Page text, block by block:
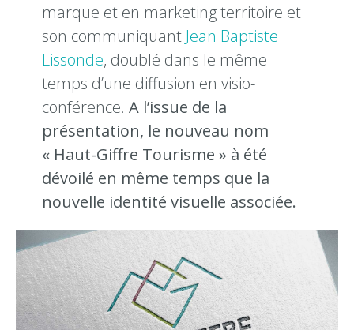
marque et en marketing territoire et
son communiquant Jean Baptiste
Lissonde, doublé dans le même
temps d’une diffusion en visio-
conférence. A l’issue de la
présentation, le nouveau nom
« Haut-Giffre Tourisme » à été
dévoilé en même temps que la
nouvelle identité visuelle associée.